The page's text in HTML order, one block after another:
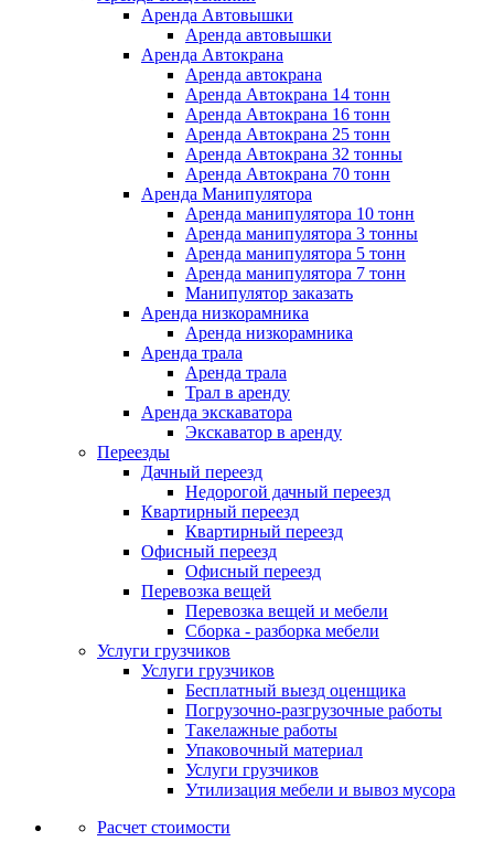
Аренда Автовышки
Аренда автовышки
Аренда Автокрана
Аренда автокрана
Аренда Автокрана 14 тонн
Аренда Автокрана 16 тонн
Аренда Автокрана 25 тонн
Аренда Автокрана 32 тонны
Аренда Автокрана 70 тонн
Аренда Манипулятора
Аренда манипулятора 10 тонн
Аренда манипулятора 3 тонны
Аренда манипулятора 5 тонн
Аренда манипулятора 7 тонн
Манипулятор заказать
Аренда низкорамника
Аренда низкорамника
Аренда трала
Аренда трала
Трал в аренду
Аренда экскаватора
Экскаватор в аренду
Переезды
Дачный переезд
Недорогой дачный переезд
Квартирный переезд
Квартирный переезд
Офисный переезд
Офисный переезд
Перевозка вещей
Перевозка вещей и мебели
Сборка - разборка мебели
Услуги грузчиков
Услуги грузчиков
Бесплатный выезд оценщика
Погрузочно-разгрузочные работы
Такелажные работы
Упаковочный материал
Услуги грузчиков
Утилизация мебели и вывоз мусора
Расчет стоимости